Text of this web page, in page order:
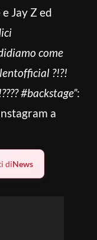
Jay Z ed
come
?!?!
#backstage”:
a
diNews